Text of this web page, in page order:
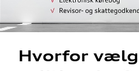
Hvorfor